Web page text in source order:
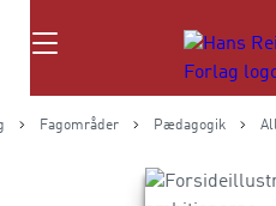
Søg
Fagområder Pædagogik